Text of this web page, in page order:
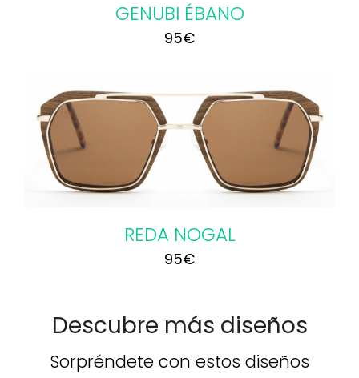
GENUBI ÉBANO
95€
REDA NOGAL
95€
Descubre más diseños
Sorpréndete con estos diseños